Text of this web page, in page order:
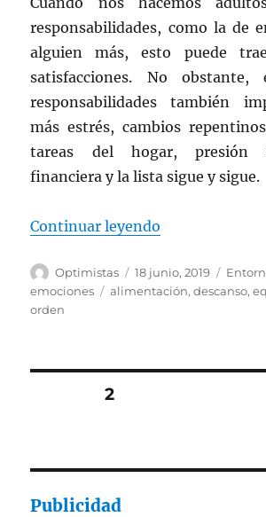
responsabilidades, como la de
alguien más, esto puede
satisfacciones. No
responsabilidades también
más estrés, cambios
tareas del hogar, presión
financiera y la lista sigue y sigue.
Continuar leyendo
Autor
Optimistas
Publicado
el
18 junio, 2019
emociones
Etiquetas
alimentación,descanso,
orden
Navegación
entradas
PÁGINA2
Publicidad